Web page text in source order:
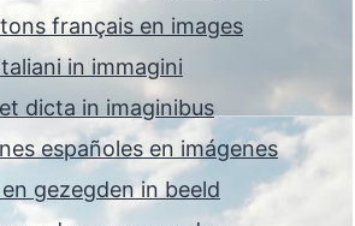
français en images
in immagini
dicta in imaginibus
españoles en imágenes
gezegden in beeld